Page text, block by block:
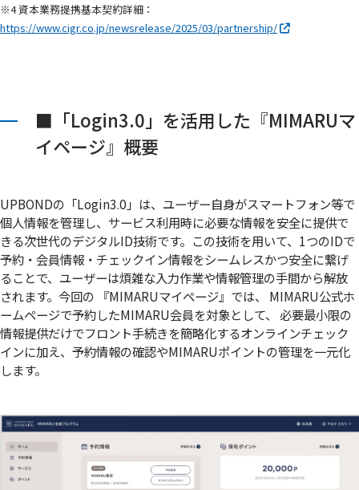
※4 資本業務提携基本契約詳細：
https://www.cigr.co.jp/newsrelease/2025/03/partnership/
■「Login3.0」を活用した『MIMARUマ
イページ』概要
UPBONDの「Login3.0」は、ユーザー自身がスマートフォン等で
個人情報を管理し、サービス利用時に必要な情報を安全に提供で
きる次世代のデジタルID技術です。この技術を用いて、1つのIDで
予約・会員情報・チェックイン情報をシームレスかつ安全に繋げ
ることで、ユーザーは煩雑な入力作業や情報管理の手間から解放
されます。今回の 『MIMARUマイページ』では、 MIMARU公式ホ
ームページで予約したMIMARU会員を対象として、 必要最小限の
情報提供だけでフロント手続きを簡略化するオンラインチェック
インに加え、予約情報の確認やMIMARUポイントの管理を一元化
します。